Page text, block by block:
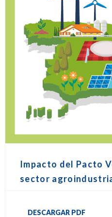
Impacto del Pacto
sector
DESCARGAR PDF